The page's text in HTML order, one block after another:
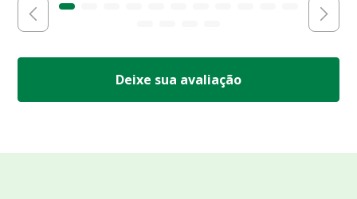
Deixe sua avaliação